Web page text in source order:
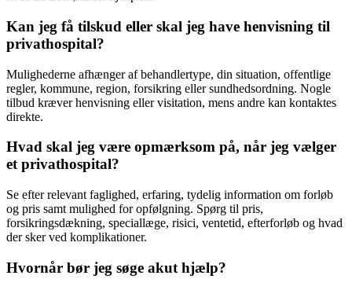
Kan jeg få tilskud eller skal jeg have henvisning til
privathospital?
Mulighederne afhænger af behandlertype, din situation, offentlige
regler, kommune, region, forsikring eller sundhedsordning. Nogle
tilbud kræver henvisning eller visitation, mens andre kan kontaktes
direkte.
Hvad skal jeg være opmærksom på, når jeg vælger
et privathospital?
Se efter relevant faglighed, erfaring, tydelig information om forløb
og pris samt mulighed for opfølgning. Spørg til pris,
forsikringsdækning, speciallæge, risici, ventetid, efterforløb og hvad
der sker ved komplikationer.
Hvornår bør jeg søge akut hjælp?